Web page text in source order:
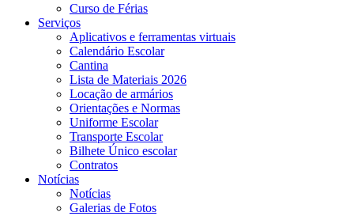
Curso de Férias
Serviços
Aplicativos e ferramentas virtuais
Calendário Escolar
Cantina
Lista de Materiais 2026
Locação de armários
Orientações e Normas
Uniforme Escolar
Transporte Escolar
Bilhete Único escolar
Contratos
Notícias
Notícias
Galerias de Fotos